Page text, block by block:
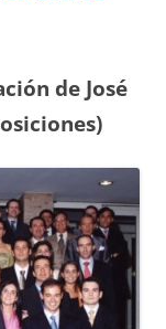
de José
)